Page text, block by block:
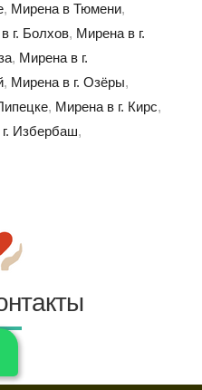
, Мирена в Тюмени,
г. Болхов, Мирена в г.
, Мирена в г.
, Мирена в г. Озёры,
, Мирена в г. Кирс,
Избербаш,